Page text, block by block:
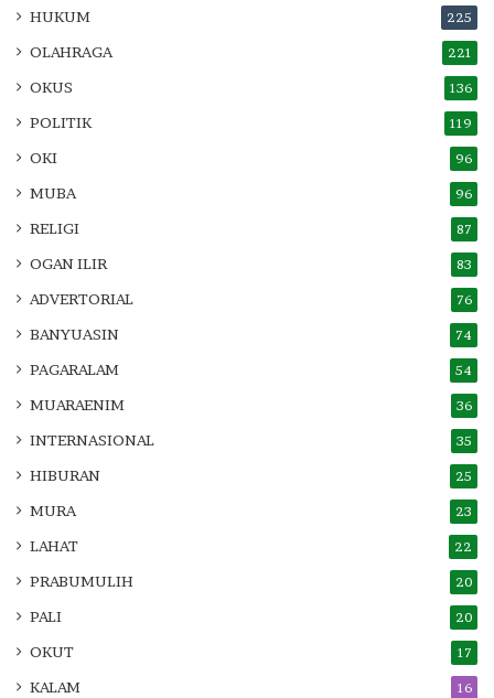
HUKUM 225
OLAHRAGA 221
OKUS 136
POLITIK 119
OKI 96
MUBA 96
RELIGI 87
OGAN ILIR 83
ADVERTORIAL 76
BANYUASIN 74
PAGARALAM 54
MUARAENIM 36
INTERNASIONAL 35
HIBURAN 25
MURA 23
LAHAT 22
PRABUMULIH 20
PALI 20
OKUT 17
KALAM 16